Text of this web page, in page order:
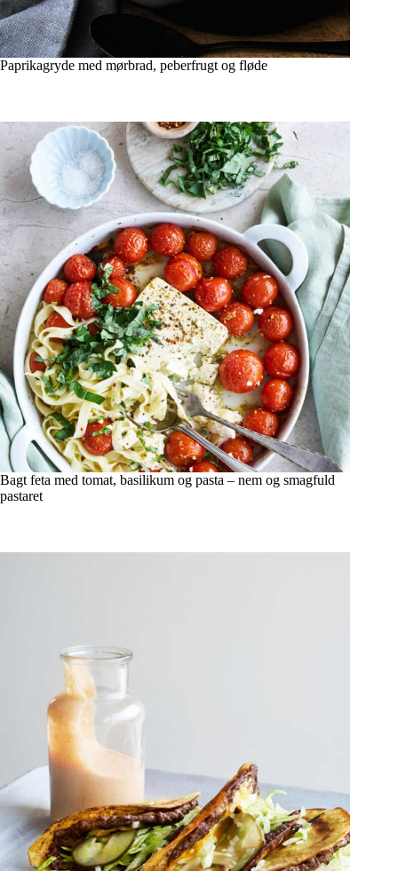
Paprikagryde med mørbrad, peberfrugt og fløde
Bagt feta med tomat, basilikum og pasta – nem og smagfuld
pastaret